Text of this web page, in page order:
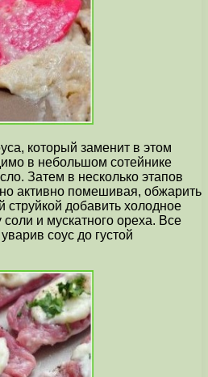
который заменит в этом
в небольшом сотейнике
Затем в несколько этапов
активно помешивая, обжарить
струйкой добавить холодное
и мускатного ореха. Все
соус до густой